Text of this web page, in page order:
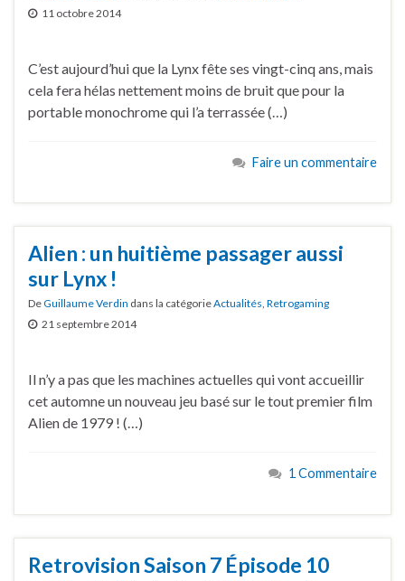
11 octobre 2014
C’est aujourd’hui que la Lynx fête ses vingt-cinq ans, mais
cela fera hélas nettement moins de bruit que pour la
portable monochrome qui l’a terrassée (…)
Faire un commentaire
Alien : un huitième passager aussi
sur Lynx !
DeGuillaume Verdin dans la catégorieActualités, Retrogaming
21 septembre 2014
Il n’y a pas que les machines actuelles qui vont accueillir
cet automne un nouveau jeu basé sur le tout premier film
Alien de 1979 ! (…)
1 Commentaire
Retrovision Saison 7 Épisode 10